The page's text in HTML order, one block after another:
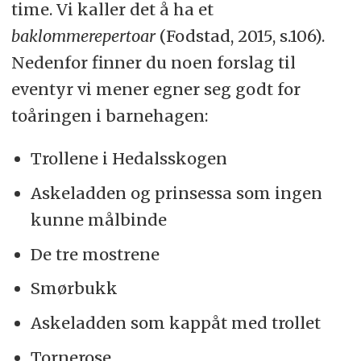
time. Vi kaller det å ha et
baklommerepertoar(Fodstad, 2015, s.106).
Nedenfor finner du noen forslag til
eventyr vi mener egner seg godt for
toåringen i barnehagen:
Trollene i Hedalsskogen
Askeladden og prinsessa som ingen
kunne målbinde
De tre mostrene
Smørbukk
Askeladden som kappåt med trollet